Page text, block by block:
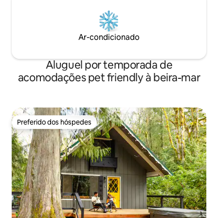
Ar-condicionado
Aluguel por temporada de
acomodações pet friendly à beira-mar
Preferido dos hóspedes
Preferido dos hóspedes